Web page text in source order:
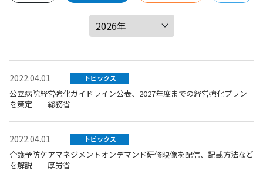
2022.04.01 トピックス
公立病院経営強化ガイドライン公表、2027年度までの経営強化プラン
を策定 総務省
2022.04.01 トピックス
介護予防ケアマネジメントオンデマンド研修映像を配信、記載方法など
を解説 厚労省